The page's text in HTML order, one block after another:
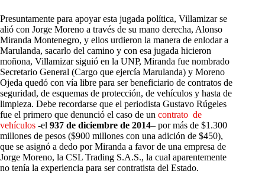
Presuntamente para apoyar esta jugada política, Villamizar se
alió con Jorge Moreno a través de su mano derecha, Alonso
Miranda Montenegro, y ellos urdieron la manera de enlodar a
Marulanda, sacarlo del camino y con esa jugada hicieron
moñona, Villamizar siguió en la UNP, Miranda fue nombrado
Secretario General (Cargo que ejercía Marulanda) y Moreno
Ojeda quedó con vía libre para ser beneficiario de contratos de
seguridad, de esquemas de protección, de vehículos y hasta de
limpieza. Debe recordarse que el periodista Gustavo Rúgeles
fue el primero que denunció el caso de un contrato de
vehículos -el 937 de diciembre de 2014– por más de $1.300
millones de pesos ($900 millones con una adición de $450),
que se asignó a dedo por Miranda a favor de una empresa de
Jorge Moreno, la CSL Trading S.A.S., la cual aparentemente
no tenía la experiencia para ser contratista del Estado.